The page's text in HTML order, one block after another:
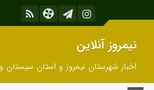
نیمروز آنلاین
اخبار شهرستان نیمروز و استان سیستان و
بلوچستان